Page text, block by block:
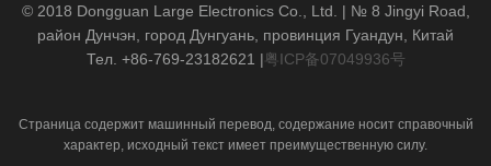
© 2018 Dongguan Large Electronics Co., Ltd. | № 8 Jingyi Road,
район Дунчэн, город Дунгуань, провинция Гуандун, Китай
Тел. +86-769-23182621 |粤ICP备07049936号
Страница содержит машинный перевод, содержание носит справочный
характер, исходный текст имеет преимущественную силу.